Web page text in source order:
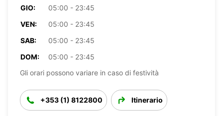
GIO:
05:00 - 23:45
VEN:
05:00 - 23:45
SAB:
05:00 - 23:45
DOM:
05:00 - 23:45
Gli orari possono variare in caso di festività
+353 (1) 8122800 Itinerario